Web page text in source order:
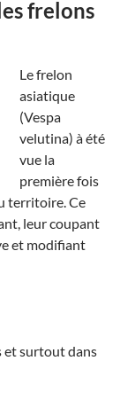
frelons
Le frelon
asiatique
(Vespa
velutina) à été
vue la
première fois
territoire. Ce
leur coupant
et modifiant
et surtout dans